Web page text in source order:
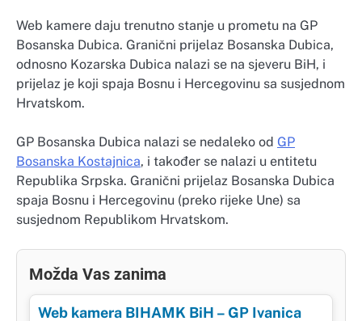
Web kamere daju trenutno stanje u prometu na GP
Bosanska Dubica. Granični prijelaz Bosanska Dubica,
odnosno Kozarska Dubica nalazi se na sjeveru BiH, i
prijelaz je koji spaja Bosnu i Hercegovinu sa susjednom
Hrvatskom.
GP Bosanska Dubica nalazi se nedaleko od GP
Bosanska Kostajnica, i također se nalazi u entitetu
Republika Srpska. Granični prijelaz Bosanska Dubica
spaja Bosnu i Hercegovinu (preko rijeke Une) sa
susjednom Republikom Hrvatskom.
Možda Vas zanima
Web kamera BIHAMK BiH – GP Ivanica